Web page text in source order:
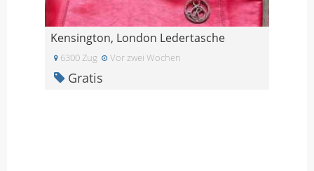
Kensington, London Ledertasche
6300 Zug Vor zwei Wochen
Gratis